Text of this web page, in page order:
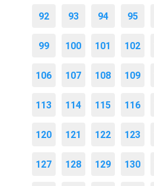
92 93 94 95
99 100 101 102
106 107 108 109
113 114 115 116
120 121 122 123
127 128 129 130